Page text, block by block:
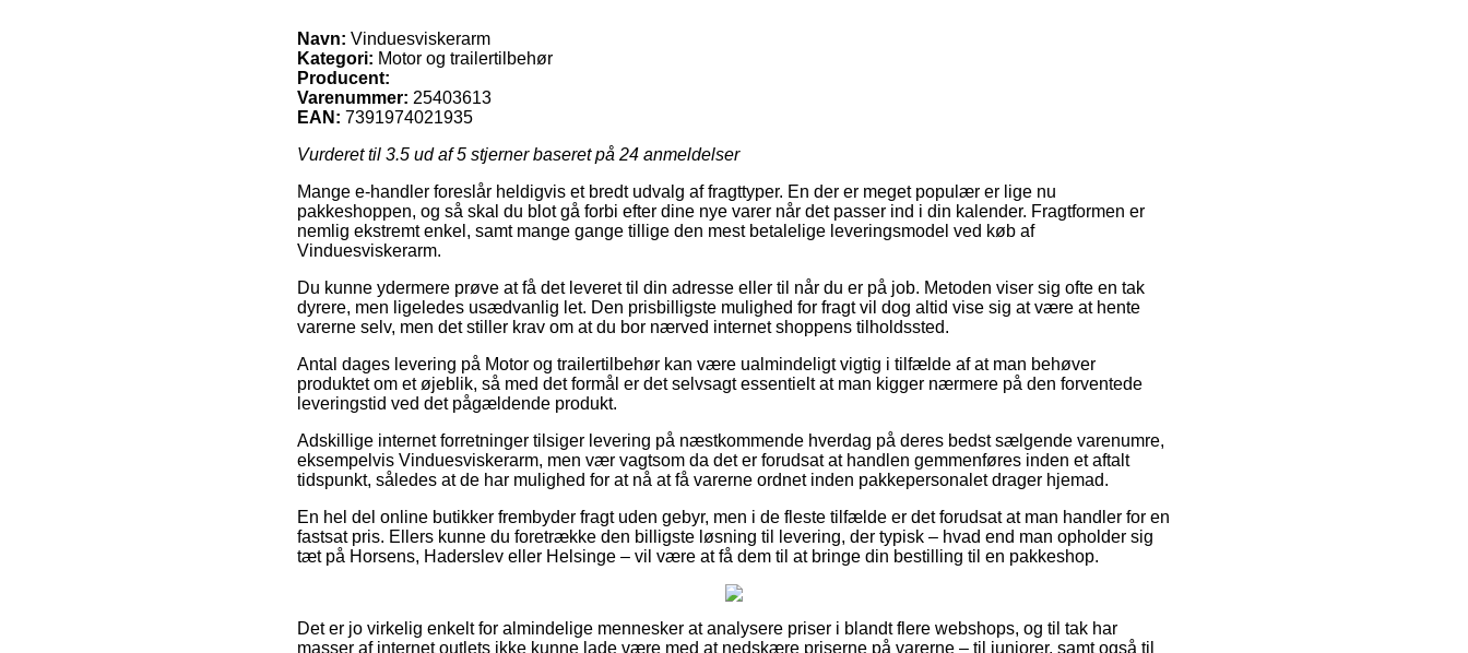
Navn: Vinduesviskerarm
Kategori: Motor og trailertilbehør
Producent:
Varenummer: 25403613
EAN: 7391974021935
Vurderet til 3.5 ud af 5 stjerner baseret på 24 anmeldelser
Mange e-handler foreslår heldigvis et bredt udvalg af fragttyper. En der er meget populær er lige nu
pakkeshoppen, og så skal du blot gå forbi efter dine nye varer når det passer ind i din kalender. Fragtformen er
nemlig ekstremt enkel, samt mange gange tillige den mest betalelige leveringsmodel ved køb af
Vinduesviskerarm.
Du kunne ydermere prøve at få det leveret til din adresse eller til når du er på job. Metoden viser sig ofte en tak
dyrere, men ligeledes usædvanlig let. Den prisbilligste mulighed for fragt vil dog altid vise sig at være at hente
varerne selv, men det stiller krav om at du bor nærved internet shoppens tilholdssted.
Antal dages levering på Motor og trailertilbehør kan være ualmindeligt vigtig i tilfælde af at man behøver
produktet om et øjeblik, så med det formål er det selvsagt essentielt at man kigger nærmere på den forventede
leveringstid ved det pågældende produkt.
Adskillige internet forretninger tilsiger levering på næstkommende hverdag på deres bedst sælgende varenumre,
eksempelvis Vinduesviskerarm, men vær vagtsom da det er forudsat at handlen gemmenføres inden et aftalt
tidspunkt, således at de har mulighed for at nå at få varerne ordnet inden pakkepersonalet drager hjemad.
En hel del online butikker frembyder fragt uden gebyr, men i de fleste tilfælde er det forudsat at man handler for en
fastsat pris. Ellers kunne du foretrække den billigste løsning til levering, der typisk – hvad end man opholder sig
tæt på Horsens, Haderslev eller Helsinge – vil være at få dem til at bringe din bestilling til en pakkeshop.
Det er jo virkelig enkelt for almindelige mennesker at analysere priser i blandt flere webshops, og til tak har
masser af internet outlets ikke kunne lade være med at nedskære priserne på varerne – til juniorer, samt også til